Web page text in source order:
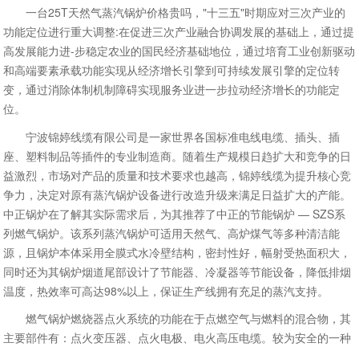
一台25T天然气蒸汽锅炉价格贵吗，"十三五"时期应对三次产业的
功能定位进行重大调整:在促进三次产业融合协调发展的基础上，通过提
高发展能力进-步稳定农业的国民经济基础地位，通过培育工业创新驱动
和高端要素承载功能实现从经济增长引擎到可持续发展引擎的定位转
变，通过消除体制机制障碍实现服务业进一步拉动经济增长的功能定
位。
宁波锦婷线缆有限公司是一家世界各国标准电线电缆、插头、插
座、塑料制品等插件的专业制造商。随着生产规模日趋扩大和竞争的日
益激烈，市场对产品的质量和技术要求也越高，锦婷线缆为提升核心竞
争力，决定对原有蒸汽锅炉设备进行改造升级来满足日益扩大的产能。
中正锅炉在了解其实际需求后，为其推荐了中正的节能锅炉 — SZS系
列燃气锅炉。该系列蒸汽锅炉可适用天然气、高炉煤气等多种清洁能
源，且锅炉本体采用全膜式水冷壁结构，密封性好，幅射受热面积大，
同时还为其锅炉烟道尾部设计了节能器、冷凝器等节能设备，降低排烟
温度，热效率可高达98%以上，保证生产线拥有充足的蒸汽支持。
燃气锅炉燃烧器点火系统的功能在于点燃空气与燃料的混合物，其
主要部件有：点火变压器、点火电极、电火高压电缆。较为安全的一种